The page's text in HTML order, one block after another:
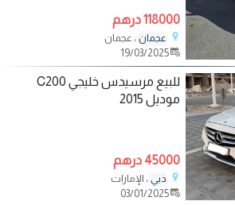
118000 درهم
عجمان ، عجمان
19/03/2025
للبيع مرسيدس خليجي C200
موديل 2015
45000 درهم
دبي ، الإمارات
03/01/2025